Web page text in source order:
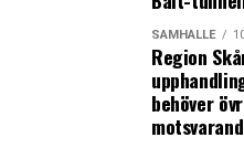
pressemeddelelse.
Men det argument køber
Øresundsbrokonsortiet
der nemlig ikke komme
overskuelig fremtid. Selv
SAMHÄLLE
Region
behöver